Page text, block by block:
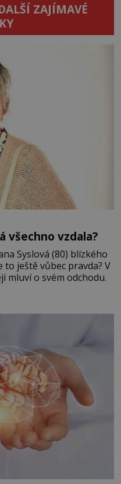
ZAJÍMAVÉ
všechno vzdala?
Syslová (80) blízkého
ještě vůbec pravda? V
mluví o svém odchodu.